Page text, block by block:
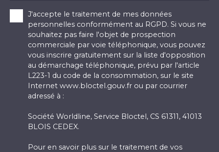
J'accepte le traitement de mes données
personnelles conformément au RGPD. Si vous ne
souhaitez pas faire l'objet de prospection
commerciale par voie téléphonique, vous pouvez
vous inscrire gratuitement sur la liste d'opposition
au démarchage téléphonique, prévu par l'article
L223-1 du code de la consommation, sur le site
Internet www.bloctel.gouv.fr ou par courrier
adressé à :
Société Worldline, Service Bloctel, CS 61311, 41013
BLOIS CEDEX.
Pour en savoir plus sur le traitement de vos